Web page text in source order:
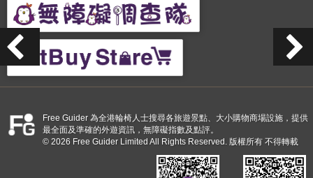
Free Guider 為全港輪椅人士搜尋各旅遊景點、大小購物商場設施，提供
最全面及準確的外遊資訊，無障礙指數及點評。
© 2026 Free Guider Limited All Rights Reserved. 版權所有 不得轉載